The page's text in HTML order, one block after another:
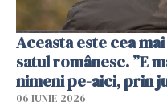
Aceasta este cea
satul românesc. ”E
nimeni pe-aici, prin
06 IUNIE 2026